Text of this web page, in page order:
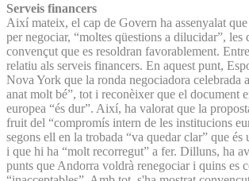
Serveis financers
Així mateix, el cap de Govern ha assenyalat
per negociar, “moltes qüestions a dilucidar”, les
convençut que es resoldran favorablement.
relatiu als serveis financers. En aquest punt,
Nova York que la ronda negociadora celebrada
anat molt bé”, tot i reconèixer que el document
europea “és dur”. Així, ha valorat que la
fruit del “compromís intern de les institucions
segons ell en la trobada “va quedar clar” que és
i que hi ha “molt recorregut” a fer. Dilluns, ha
punts que Andorra voldrà renegociar i quins es